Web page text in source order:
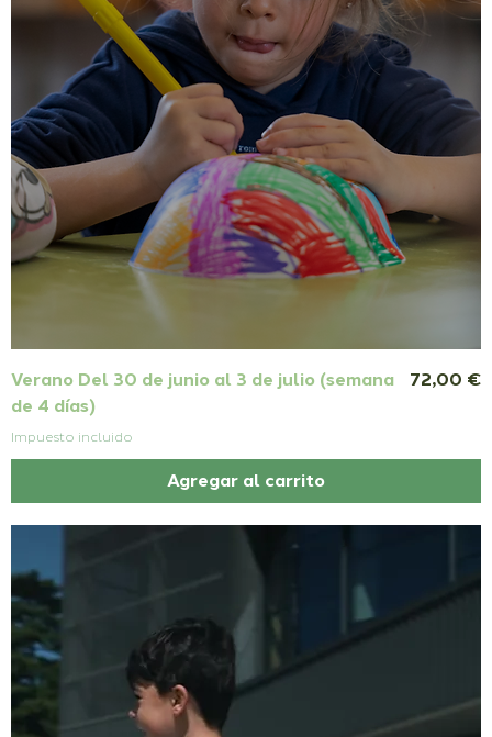
Verano Del 30 de junio al 3 de julio (semana
de 4 días)
Precio
72,00 €
Impuesto incluido
Agregar al carrito